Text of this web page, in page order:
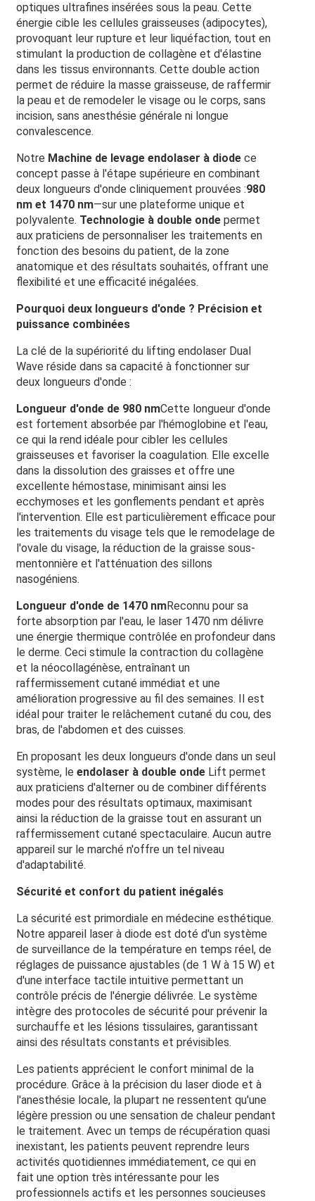
optiques ultrafines insérées sous la peau. Cette
énergie cible les cellules graisseuses (adipocytes),
provoquant leur rupture et leur liquéfaction, tout en
stimulant la production de collagène et d'élastine
dans les tissus environnants. Cette double action
permet de réduire la masse graisseuse, de raffermir
la peau et de remodeler le visage ou le corps, sans
incision, sans anesthésie générale ni longue
convalescence.
Notre Machine de levage endolaser à diodece
concept passe à l'étape supérieure en combinant
deux longueurs d'onde cliniquement prouvées :980
nm et 1470 nm—sur une plateforme unique et
polyvalente. Technologie à double onde permet
aux praticiens de personnaliser les traitements en
fonction des besoins du patient, de la zone
anatomique et des résultats souhaités, offrant une
flexibilité et une efficacité inégalées.
Pourquoi deux longueurs d'onde ? Précision et
puissance combinées
La clé de la supériorité du lifting endolaser Dual
Wave réside dans sa capacité à fonctionner sur
deux longueurs d'onde :
Longueur d'onde de 980 nmCette longueur d'onde
est fortement absorbée par l'hémoglobine et l'eau,
ce qui la rend idéale pour cibler les cellules
graisseuses et favoriser la coagulation. Elle excelle
dans la dissolution des graisses et offre une
excellente hémostase, minimisant ainsi les
ecchymoses et les gonflements pendant et après
l'intervention. Elle est particulièrement efficace pour
les traitements du visage tels que le remodelage de
l'ovale du visage, la réduction de la graisse sous-
mentonnière et l'atténuation des sillons
nasogéniens.
Longueur d'onde de 1470 nmReconnu pour sa
forte absorption par l'eau, le laser 1470 nm délivre
une énergie thermique contrôlée en profondeur dans
le derme. Ceci stimule la contraction du collagène
et la néocollagénèse, entraînant un
raffermissement cutané immédiat et une
amélioration progressive au fil des semaines. Il est
idéal pour traiter le relâchement cutané du cou, des
bras, de l'abdomen et des cuisses.
En proposant les deux longueurs d'onde dans un seul
système, le endolaser à double ondeLift permet
aux praticiens d'alterner ou de combiner différents
modes pour des résultats optimaux, maximisant
ainsi la réduction de la graisse tout en assurant un
raffermissement cutané spectaculaire. Aucun autre
appareil sur le marché n'offre un tel niveau
d'adaptabilité.
Sécurité et confort du patient inégalés
La sécurité est primordiale en médecine esthétique.
Notre appareil laser à diode est doté d'un système
de surveillance de la température en temps réel, de
réglages de puissance ajustables (de 1 W à 15 W) et
d'une interface tactile intuitive permettant un
contrôle précis de l'énergie délivrée. Le système
intègre des protocoles de sécurité pour prévenir la
surchauffe et les lésions tissulaires, garantissant
ainsi des résultats constants et prévisibles.
Les patients apprécient le confort minimal de la
procédure. Grâce à la précision du laser diode et à
l'anesthésie locale, la plupart ne ressentent qu'une
légère pression ou une sensation de chaleur pendant
le traitement. Avec un temps de récupération quasi
inexistant, les patients peuvent reprendre leurs
activités quotidiennes immédiatement, ce qui en
fait une option très intéressante pour les
professionnels actifs et les personnes soucieuses